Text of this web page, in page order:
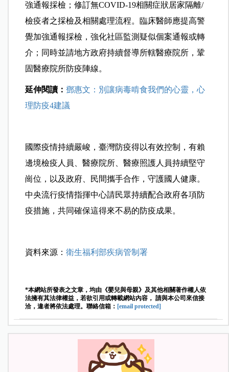
強通報採檢；修訂無COVID-19相關症狀居家隔離/
檢疫者之採檢及相關處理流程。臨床醫師應提高警
覺加強通報採檢，強化社區監測疑似個案通報或轉
介；同時並請地方政府持續督導所轄醫療院所，鞏
固醫療院所防疫陣線。
延伸閱讀：鄧惠文：別讓病毒啃食我們的心靈，心
理防疫4建議
國際疫情持續嚴峻，臺灣防疫得以有效控制，有賴
邊境檢疫人員、醫療院所、醫療照護人員持續堅守
崗位，以及政府、民間攜手合作，守護國人健康。
中央流行疫情指揮中心請民眾持續配合政府各項防
疫措施，共同確保這得來不易的防疫成果。
資料來源：衛生福利部疾病管制署
*本網站所發表之文章，均由《嬰兒與母親》及其他相關著作權人依
法擁有其法律權益，若欲引用或轉載網站內容， 請與本公司來信接
洽，違者將依法處理。聯絡信箱： [email protected]